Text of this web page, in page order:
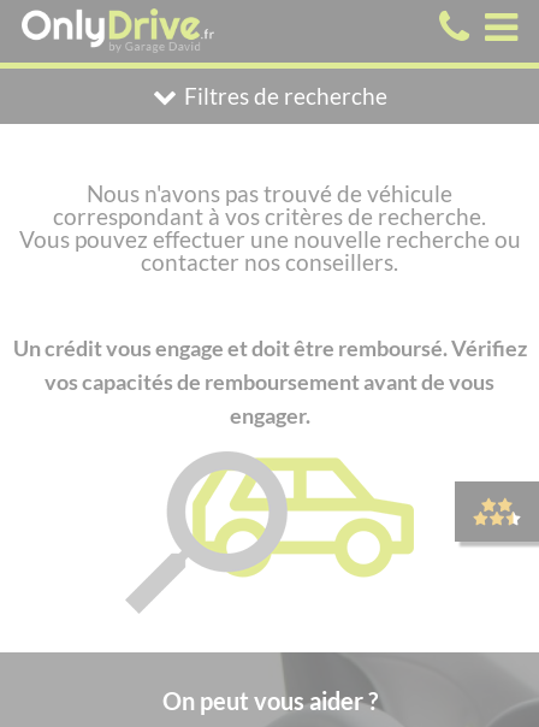
Filtres de recherche
Nous n'avons pas trouvé de véhicule
correspondant à vos critères de recherche.
Vous pouvez effectuer une nouvelle recherche ou
contacter nos conseillers.
Un crédit vous engage et doit être remboursé. Vérifiez
vos capacités de remboursement avant de vous
engager.
On peut vous aider ?